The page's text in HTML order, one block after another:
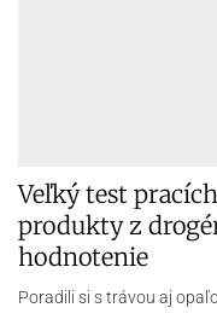
väzení vidí dva
Sedáva za jedným stolom
spoločnosti.